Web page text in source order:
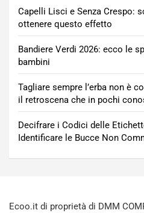
Capelli Lisci e Senza Crespo:
ottenere questo effetto
Bandiere Verdi 2026: ecco le
bambini
Tagliare sempre l’erba non è
il retroscena che in pochi
Decifrare i Codici delle
Identificare le Bucce Non
Ecoo.it di proprietà di DMM